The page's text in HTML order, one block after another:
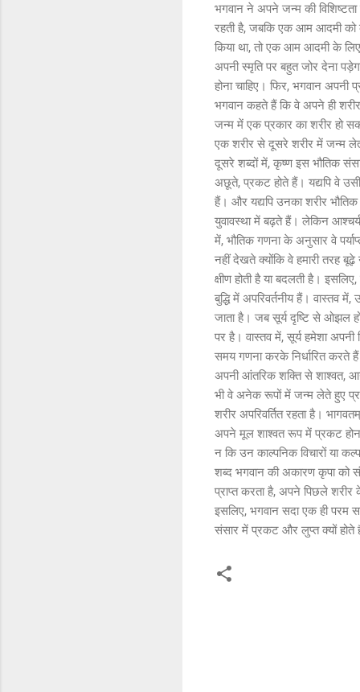
भगवान ने अपने जन्म की
रहती है, जबकि एक आम आदमी को
किया था, तो एक आम आदमी के
अपनी स्मृति पर बहुत जोर देना
होना चाहिए। फिर, भगवान
भगवान कहते हैं कि वे अपने ही
जन्म में एक प्रकार का शरीर हो
एक शरीर से दूसरे शरीर में जन्म
दूसरे शब्दों में, कृष्ण इस भौतिक
अछूते, प्रकट होते हैं। यद्यपि वे
हैं। और यद्यपि उनका शरीर भौतिक
युवावस्था में बढ़ते हैं। लेकिन
में, भौतिक गणना के अनुसार वे
नहीं देखते क्योंकि वे हमारी तरह
क्षीण होती है या बदलती है।
बुद्धि में अपरिवर्तनीय हैं। वास्तव
जाता है। जब सूर्य दृष्टि से ओझल
पर है। वास्तव में, सूर्य हमेशा
समय गणना करके निर्धारित करते
अपनी आंतरिक शक्ति से शाश्वत,
भी वे अनेक रूपों में जन्म लेते हुए
शरीर अपरिवर्तित रहता है।
अपने मूल शाश्वत रूप में प्रकट
न कि उन काल्पनिक विचारों या
शब्द भगवान की अकारण कृपा को
प्राप्त करता है, अपने पिछले
इसलिए, भगवान सदा एक ही
संसार में प्रकट और लुप्त क्यों होते